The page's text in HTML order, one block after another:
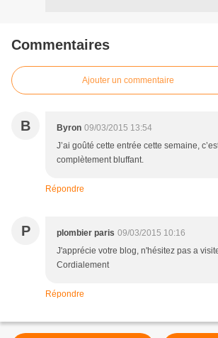
Commentaires
Ajouter un commentaire
B Byron 09/03/2015 13:54
J’ai goûté cette entrée cette semaine,
complètement bluffant.
Répondre
P plombier paris 09/03/2015 10:16
J'apprécie votre blog, n'hésitez pas a
Cordialement
Répondre